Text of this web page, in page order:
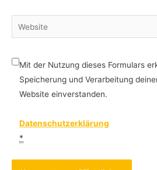
Website
Mit der Nutzung dieses Formulars
Speicherung und Verarbeitung
Website einverstanden.
Datenschutzerklärung
*